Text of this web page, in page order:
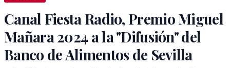
Canal Fiesta Radio, Premio Miguel
Mañara 2024 a la "Difusión" del
Banco de Alimentos de Sevilla